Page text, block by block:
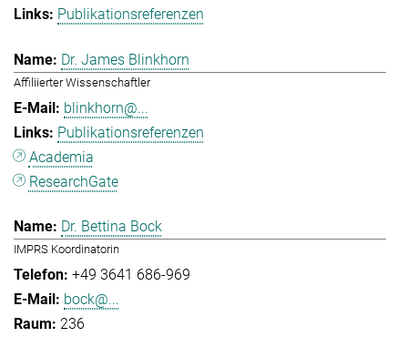
Publikationsreferenzen
Dr. James Blinkhorn
Affiliierter Wissenschaftler
blinkhorn@...
Publikationsreferenzen
Academia
ResearchGate
Dr. Bettina Bock
IMPRS Koordinatorin
+49 3641 686-969
bock@...
236